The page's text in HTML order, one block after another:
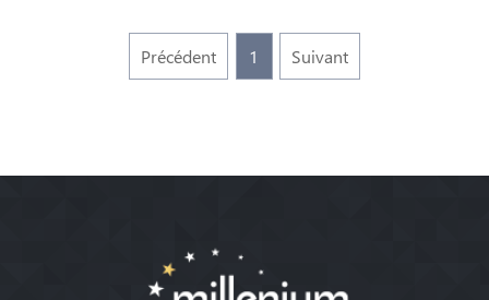
Précédent 1 Suivant